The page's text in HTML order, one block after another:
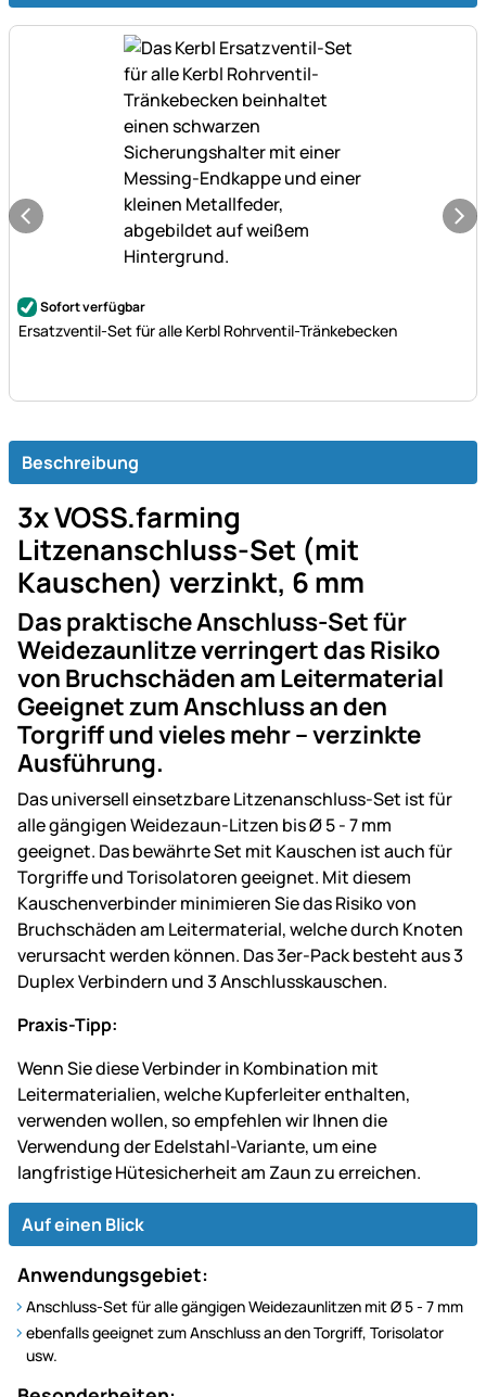
Noch keine Bewertungen abgegeben
Sofort verfügbar
Ersatzventil-Set für alle Kerbl Rohrventil-Tränkebecken
Beschreibung
3x VOSS.farming
Litzenanschluss-Set (mit
Kauschen) verzinkt, 6 mm
Das praktische Anschluss-Set für
Weidezaunlitze verringert das Risiko
von Bruchschäden am Leitermaterial
Geeignet zum Anschluss an den
Torgriff und vieles mehr – verzinkte
Ausführung.
Das universell einsetzbare Litzenanschluss-Set ist für
alle gängigen Weidezaun-Litzen bis Ø 5 - 7 mm
geeignet. Das bewährte Set mit Kauschen ist auch für
Torgriffe und Torisolatoren geeignet. Mit diesem
Kauschenverbinder minimieren Sie das Risiko von
Bruchschäden am Leitermaterial, welche durch Knoten
verursacht werden können. Das 3er-Pack besteht aus 3
Duplex Verbindern und 3 Anschlusskauschen.
Praxis-Tipp:
Wenn Sie diese Verbinder in Kombination mit
Leitermaterialien, welche Kupferleiter enthalten,
verwenden wollen, so empfehlen wir Ihnen die
Verwendung der Edelstahl-Variante, um eine
langfristige Hütesicherheit am Zaun zu erreichen.
Auf einen Blick
Anwendungsgebiet:
Anschluss-Set für alle gängigen Weidezaunlitzen mit Ø 5 - 7 mm
ebenfalls geeignet zum Anschluss an den Torgriff, Torisolator
usw.